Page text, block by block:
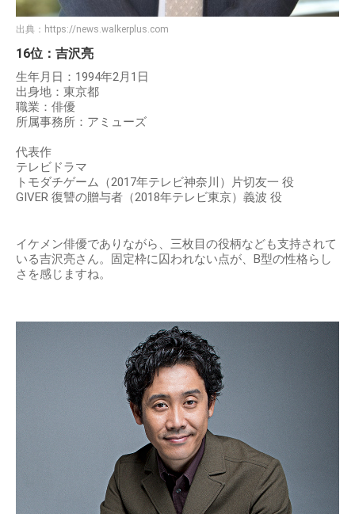
出典： https://news.walkerplus.com
16位：吉沢亮
生年月日：1994年2月1日
出身地：東京都
職業：俳優
所属事務所：アミューズ
代表作
テレビドラマ
トモダチゲーム（2017年テレビ神奈川）片切友一 役
GIVER 復讐の贈与者（2018年テレビ東京）義波 役
イケメン俳優でありながら、三枚目の役柄なども支持されて
いる吉沢亮さん。固定枠に囚われない点が、B型の性格らし
さを感じますね。